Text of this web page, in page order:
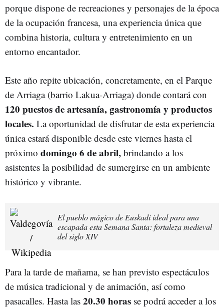
porque dispone de recreaciones y personajes de la época
de la ocupación francesa, una experiencia única que
combina historia, cultura y entretenimiento en un
entorno encantador.
Este año repite ubicación, concretamente, en el Parque
de Arriaga (barrio Lakua-Arriaga) donde contará con
120 puestos de artesanía, gastronomía y productos
locales. La oportunidad de disfrutar de esta experiencia
única estará disponible desde este viernes hasta el
próximo domingo 6 de abril, brindando a los
asistentes la posibilidad de sumergirse en un ambiente
histórico y vibrante.
El pueblo mágico de Euskadi ideal para una
escapada esta Semana Santa: fortaleza medieval
del siglo XIV
Para la tarde de mañama, se han previsto espectáculos
de música tradicional y de animación, así como
pasacalles. Hasta las 20.30 horas se podrá acceder a los